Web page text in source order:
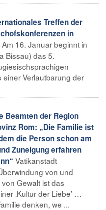
Treffen der
in
16. Januar beginnt in
Bissau) das 5.
Verlautbarung der
Beamten der Region
Rom: „Die Familie ist
die Person schon am
Zuneigung erfahren
Vatikanstadt
von und
Gewalt ist das
‚Kultur der Liebe’ …
denken, we ...